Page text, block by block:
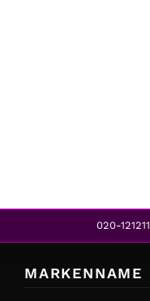
020-121211
MARKENNAME